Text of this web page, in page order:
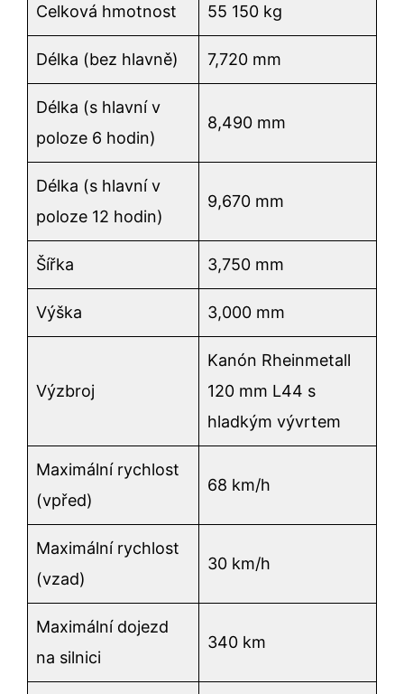
Celková hmotnost 55 150 kg
Délka (bez hlavně) 7,720 mm
Délka (s hlavní v
poloze 6 hodin)
8,490 mm
Délka (s hlavní v
poloze 12 hodin)
9,670 mm
Šířka 3,750 mm
Výška 3,000 mm
Výzbroj
Kanón Rheinmetall
120 mm L44 s
hladkým vývrtem
Maximální rychlost
(vpřed)
68 km/h
Maximální rychlost
(vzad)
30 km/h
Maximální dojezd
na silnici
340 km